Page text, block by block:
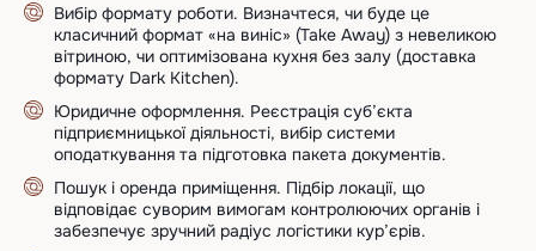
Вибір формату роботи. Визначтеся, чи буде це
класичний формат «на виніс» (Take Away) з невеликою
вітриною, чи оптимізована кухня без залу (доставка
формату Dark Kitchen).
Юридичне оформлення. Реєстрація суб’єкта
підприємницької діяльності, вибір системи
оподаткування та підготовка пакета документів.
Пошук і оренда приміщення. Підбір локації, що
відповідає суворим вимогам контролюючих органів і
забезпечує зручний радіус логістики кур’єрів.